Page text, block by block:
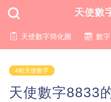
天使
天使數字簡化圖 數
4桁天使數字
天使數字8833